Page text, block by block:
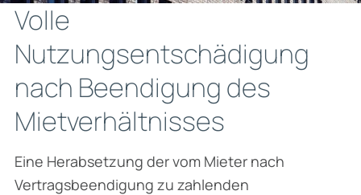
Volle
Nutzungsentschädigung
nach Beendigung des
Mietverhältnisses
Eine Herabsetzung der vom Mieter nach
Vertragsbeendigung zu zahlenden